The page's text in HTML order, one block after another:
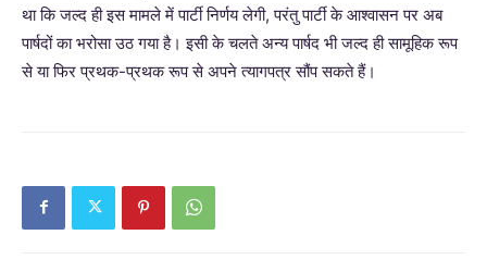
था कि जल्द ही इस मामले में पार्टी निर्णय लेगी, परंतु पार्टी के आश्वासन पर अब
पार्षदों का भरोसा उठ गया है। इसी के चलते अन्य पार्षद भी जल्द ही सामूहिक रूप
से या फिर प्रथक-प्रथक रूप से अपने त्यागपत्र सौंप सकते हैं।